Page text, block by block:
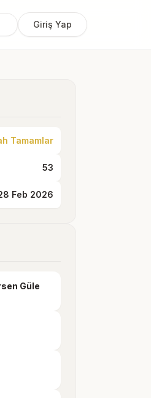
Giriş Yap
Tamamlar
53
Feb 2026
Güle